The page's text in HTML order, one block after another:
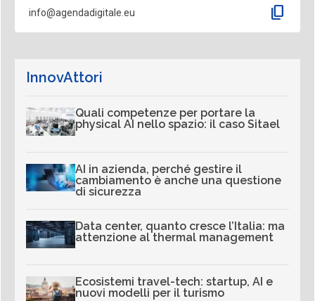
info@agendadigitale.eu content_copy
InnovAttori
Quali competenze per portare la
physical AI nello spazio: il caso Sitael
AI in azienda, perché gestire il
cambiamento è anche una questione
di sicurezza
Data center, quanto cresce l’Italia: ma
attenzione al thermal management
Ecosistemi travel-tech: startup, AI e
nuovi modelli per il turismo